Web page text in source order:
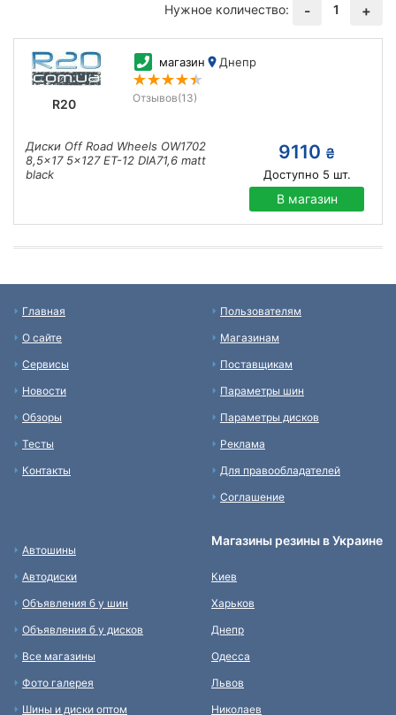
Нужное количество:
- 1 +
R20
магазин Днепр
Отзывов(13)
Диски Off Road Wheels OW1702
8,5x17 5x127 ET-12 DIA71,6 matt
black
9110 ₴
Доступно 5 шт.
В магазин
Главная
О сайте
Сервисы
Новости
Обзоры
Тесты
Контакты
Пользователям
Магазинам
Поставщикам
Параметры шин
Параметры дисков
Реклама
Для правообладателей
Соглашение
Автошины
Автодиски
Объявления б у шин
Объявления б у дисков
Все магазины
Фото галерея
Шины и диски оптом
Магазины резины в Украине
Киев
Харьков
Днепр
Одесса
Львов
Николаев